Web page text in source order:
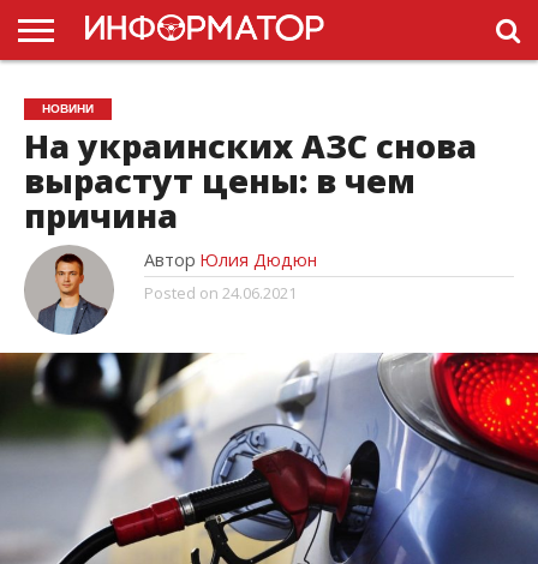
ГОЛОВНА
НОВИНИ
ПДР
УКРАЇНИ
РЕКЛАМА
ПРОЕКТЫ
НОВИНИ
На украинских АЗС снова
вырастут цены: в чем
причина
Автор Юлия Дюдюн
Posted on 24.06.2021